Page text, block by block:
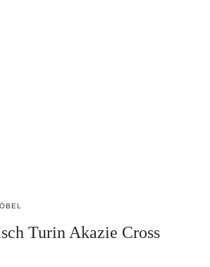
Turin Akazie Cross